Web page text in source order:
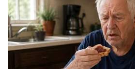
ലവ്നീത് ബത്ര പറയുന്നത്.
ശരീരത്തിന്‍റെ ആകെ ശക്തി
വര്‍ധിപ്പിക്കുന്നതിനും,